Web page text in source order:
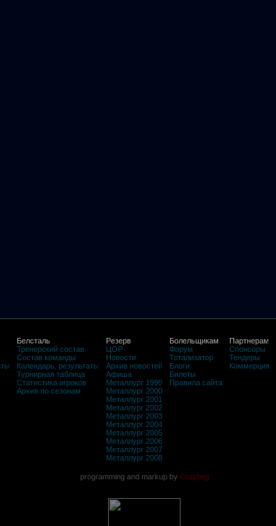
Белсталь
Тренерский состав
Состав команды
Календарь, результаты
Турнирная таблица
Статистика игроков
Архив по сезонам
Резерв
ЦОР
Новости
Архив новостей
Афиша
Металлург 1999
Металлург 2000
Металлург 2001
Металлург 2002
Металлург 2003
Металлург 2004
Металлург 2005
Металлург 2006
Металлург 2007
Металлург 2008
Болельщикам
Форум
Тотализатор
Блоги
Билеты
Правила сайта
Партнерам
Спонсоры
Тендеры
Коммерция
programming and markup by ©rasheg